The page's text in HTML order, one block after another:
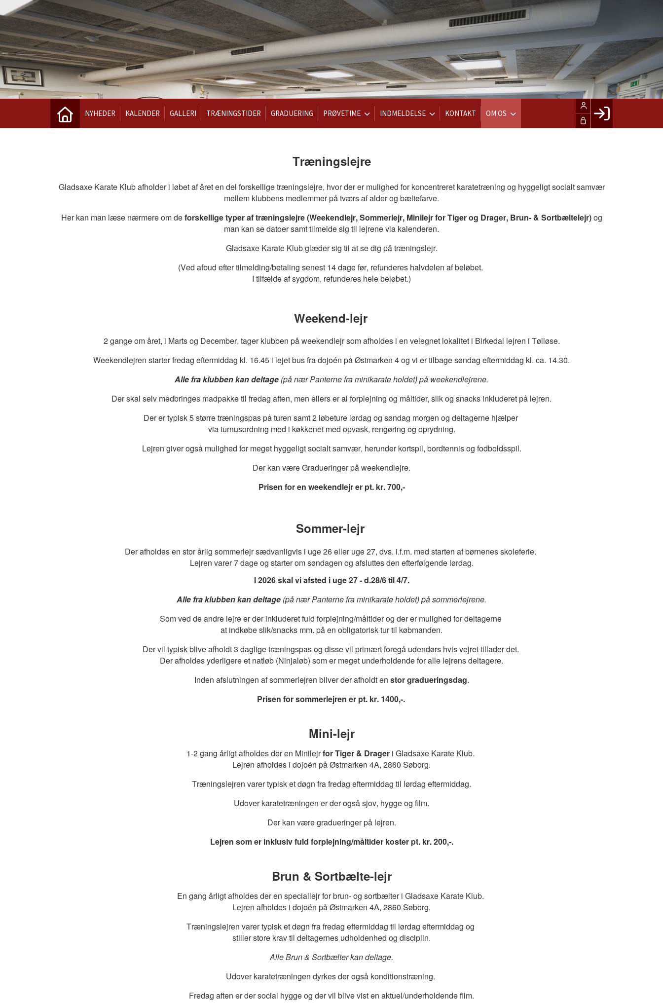
NYHEDER KALENDER GALLERI TRÆNINGSTIDER GRADUERING PRØVETIME INDMELDELSE KONTAKT OM OS
LOG IND
Træningslejre
Gladsaxe Karate Klub afholder i løbet af året en del forskellige træningslejre, hvor der er mulighed for koncentreret karatetræning og hyggeligt socialt samvær
mellem klubbens medlemmer på tværs af alder og bæltefarve.
Her kan man læse nærmere om deforskellige typer af træningslejre (Weekendlejr, Sommerlejr, Minilejr for Tiger og Drager, Brun- & Sortbæltelejr)og
man kan se datoer samt tilmelde sig til lejrene via kalenderen.
Gladsaxe Karate Klub glæder sig til at se dig på træningslejr.
(Ved afbud efter tilmelding/betaling senest 14 dage før, refunderes halvdelen af beløbet.
I tilfælde af sygdom, refunderes hele beløbet.)
Weekend-lejr
2 gange om året, i Marts og December, tager klubben på weekendlejr som afholdes i en velegnet lokalitet i Birkedal lejren i Tølløse.
Weekendlejren starter fredag eftermiddag kl. 16.45 i lejet bus fra dojoén på Østmarken 4 og vi er tilbage søndag eftermiddag kl. ca. 14.30.
Alle fra klubben kan deltage (på nær Panterne fra minikarate holdet) på weekendlejrene.
Der skal selv medbringes madpakke til fredag aften, men ellers er al forplejning og måltider, slik og snacks inkluderet på lejren.
Der er typisk 5 større træningspas på turen samt 2 løbeture lørdag og søndag morgen og deltagerne hjælper
via turnusordning med i køkkenet med opvask, rengøring og oprydning.
Lejren giver også mulighed for meget hyggeligt socialt samvær, herunder kortspil, bordtennis og fodboldsspil.
Der kan være Gradueringer på weekendlejre.
Prisen for en weekendlejr er pt. kr. 700,-
Sommer-lejr
Der afholdes en stor årlig sommerlejr sædvanligvis i uge 26 eller uge 27, dvs. i.f.m. med starten af børnenes skoleferie.
Lejren varer 7 dage og starter om søndagen og afsluttes den efterfølgende lørdag.
I 2026 skal vi afsted i uge 27 - d.28/6 til 4/7.
Alle fra klubben kan deltage (på nær Panterne fra minikarate holdet) på sommerlejrene.
Som ved de andre lejre er der inkluderet fuld forplejning/måltider og der er mulighed for deltagerne
at indkøbe slik/snacks mm. på en obligatorisk tur til købmanden.
Der vil typisk blive afholdt 3 daglige træningspas og disse vil primært foregå udendørs hvis vejret tillader det.
Der afholdes yderligere et natløb (Ninjaløb) som er meget underholdende for alle lejrens deltagere.
Inden afslutningen af sommerlejren bliver der afholdt en stor gradueringsdag.
Prisen for sommerlejren er pt. kr. 1400,-.
Mini-lejr
1-2 gang årligt afholdes der en Minilejrfor Tiger & Drager i Gladsaxe Karate Klub.
Lejren afholdes i dojoén på Østmarken 4A, 2860 Søborg.
Træningslejren varer typisk et døgn fra fredag eftermiddag til lørdag eftermiddag.
Udover karatetræningen er der også sjov, hygge og film.
Der kan være gradueringer på lejren.
Lejren som er inklusiv fuld forplejning/måltider koster pt. kr. 200,-.
Brun & Sortbælte-lejr
En gang årligt afholdes der en speciallejr for brun- og sortbælter i Gladsaxe Karate Klub.
Lejren afholdes i dojoén på Østmarken 4A, 2860 Søborg.
Træningslejren varer typisk et døgn fra fredag eftermiddag til lørdag eftermiddag og
stiller store krav til deltagernes udholdenhed og disciplin.
Alle Brun & Sortbælter kan deltage.
Udover karatetræningen dyrkes der også konditionstræning.
Fredag aften er der social hygge og der vil blive vist en aktuel/underholdende film.